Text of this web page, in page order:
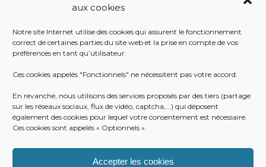
aux cookies
Notre site Internet utilise des cookies qui assurent le fonctionnement
correct de certaines parties du site web et la prise en compte de vos
préférences en tant qu’utilisateur.
Ces cookies appelés "Fonctionnels" ne nécessitent pas votre accord.
En revanche, nous utilisons des services proposés par des tiers (partage
sur les réseaux sociaux, flux de vidéo, captcha,...) qui déposent
également des cookies pour lequel votre consentement est nécessaire.
Ces cookies sont appelés « Optionnels ».
Accepter les cookies
06500 Castellar
RÉALISATION